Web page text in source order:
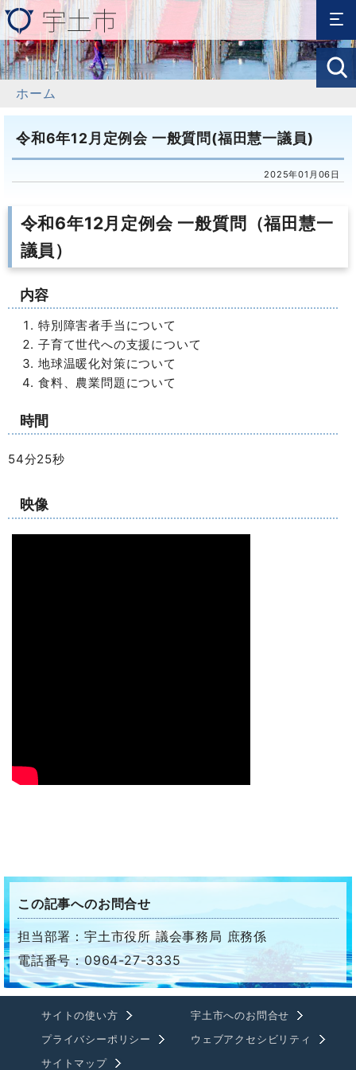
ホーム
令和6年12月定例会 一般質問(福田慧一議員)
2025年01月06日
令和6年12月定例会 一般質問（福田慧一
議員）
内容
特別障害者手当について
子育て世代への支援について
地球温暖化対策について
食料、農業問題について
時間
54分25秒
映像
この記事へのお問合せ
担当部署：宇土市役所 議会事務局 庶務係
電話番号：0964-27-3335
サイトの使い方
宇土市へのお問合せ
プライバシーポリシー
ウェブアクセシビリティ
サイトマップ